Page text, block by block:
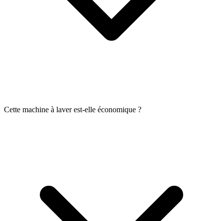
Cette machine à laver est-elle économique ?